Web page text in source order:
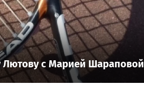
Лютову с Марией Шараповой